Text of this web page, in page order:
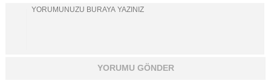
YORUMU GÖNDER